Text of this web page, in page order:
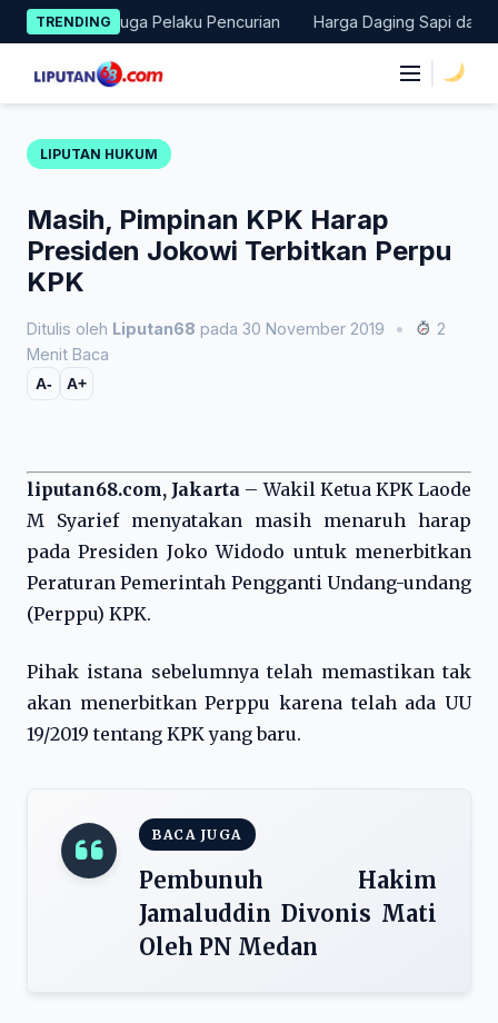
Skip
to
content
TRENDING
Terduga Pelaku Pencurian Harga Daging Sapi dan Cabai
LIPUTAN HUKUM
Masih, Pimpinan KPK Harap
Presiden Jokowi Terbitkan Perpu
KPK
Ditulis oleh Liputan68 pada 30 November 2019 •
2
Menit Baca
A- A+
liputan68.com, Jakarta – Wakil Ketua KPK Laode
M Syarief menyatakan masih menaruh harap
pada Presiden Joko Widodo untuk menerbitkan
Peraturan Pemerintah Pengganti Undang-undang
(Perppu) KPK.
Pihak istana sebelumnya telah memastikan tak
akan menerbitkan Perppu karena telah ada UU
19/2019 tentang KPK yang baru.
BACA JUGA
Pembunuh Hakim
Jamaluddin Divonis Mati
Oleh PN Medan